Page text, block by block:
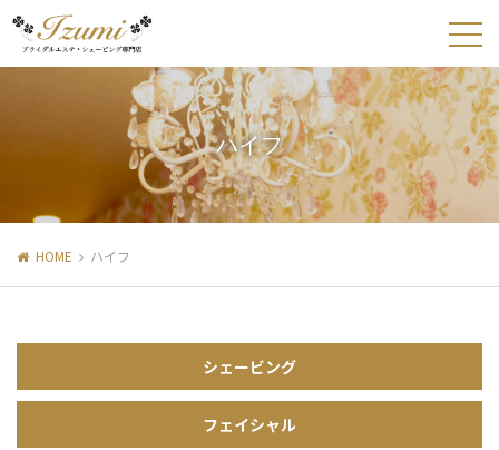
ハイフ
HOME ハイフ
シェービング
フェイシャル